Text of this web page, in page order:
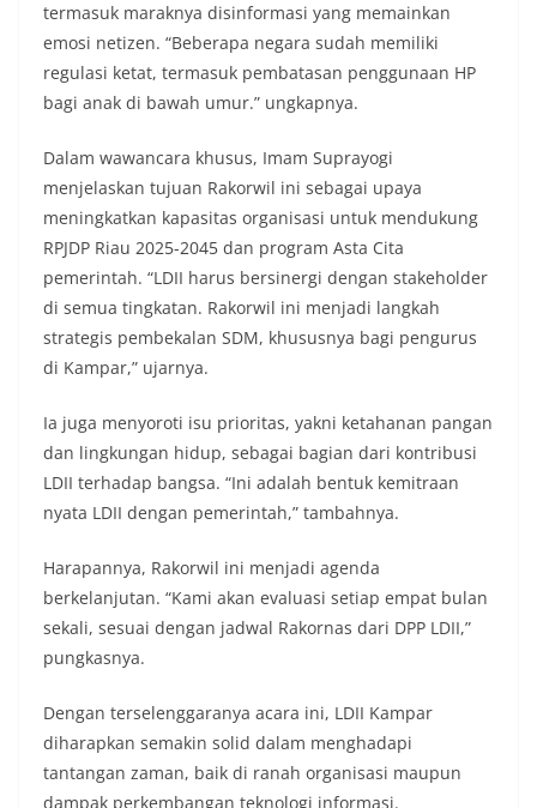
termasuk maraknya disinformasi yang memainkan
emosi netizen. “Beberapa negara sudah memiliki
regulasi ketat, termasuk pembatasan penggunaan HP
bagi anak di bawah umur.” ungkapnya.
Dalam wawancara khusus, Imam Suprayogi
menjelaskan tujuan Rakorwil ini sebagai upaya
meningkatkan kapasitas organisasi untuk mendukung
RPJDP Riau 2025-2045 dan program Asta Cita
pemerintah. “LDII harus bersinergi dengan stakeholder
di semua tingkatan. Rakorwil ini menjadi langkah
strategis pembekalan SDM, khususnya bagi pengurus
di Kampar,” ujarnya.
Ia juga menyoroti isu prioritas, yakni ketahanan pangan
dan lingkungan hidup, sebagai bagian dari kontribusi
LDII terhadap bangsa. “Ini adalah bentuk kemitraan
nyata LDII dengan pemerintah,” tambahnya.
Harapannya, Rakorwil ini menjadi agenda
berkelanjutan. “Kami akan evaluasi setiap empat bulan
sekali, sesuai dengan jadwal Rakornas dari DPP LDII,”
pungkasnya.
Dengan terselenggaranya acara ini, LDII Kampar
diharapkan semakin solid dalam menghadapi
tantangan zaman, baik di ranah organisasi maupun
dampak perkembangan teknologi informasi.